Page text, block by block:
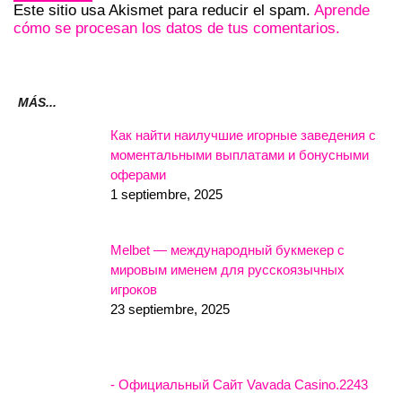
Este sitio usa Akismet para reducir el spam. Aprende
cómo se procesan los datos de tus comentarios.
MÁS...
Как найти наилучшие игорные заведения с
моментальными выплатами и бонусными
оферами
1 septiembre, 2025
Melbet — международный букмекер с
мировым именем для русскоязычных
игроков
23 septiembre, 2025
- Официальный Сайт Vavada Casino.2243